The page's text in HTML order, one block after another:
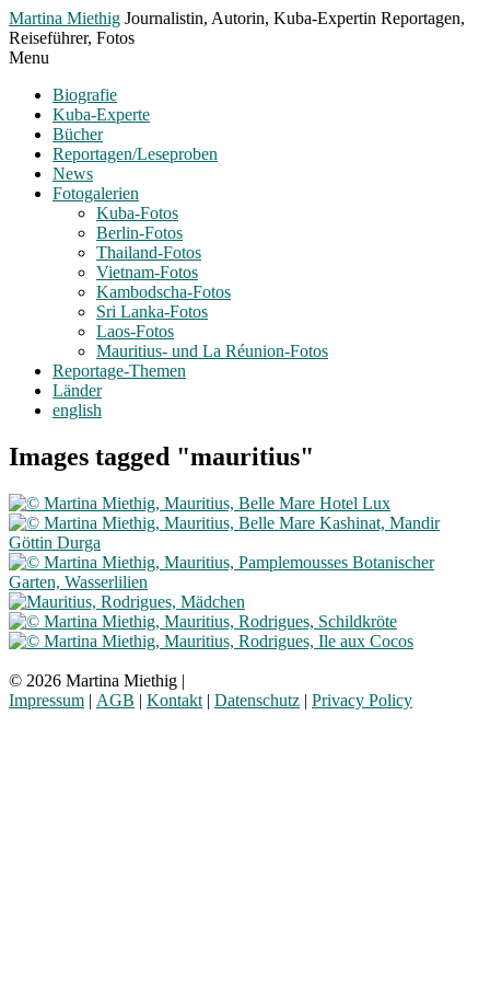
Toggle
Menu
Martina Miethig Journalistin, Autorin, Kuba-Expertin Reportagen,
Reiseführer, Fotos
Menu
Biografie
Kuba-Experte
Bücher
Reportagen/Leseproben
News
Fotogalerien
Kuba-Fotos
Berlin-Fotos
Thailand-Fotos
Vietnam-Fotos
Kambodscha-Fotos
Sri Lanka-Fotos
Laos-Fotos
Mauritius- und La Réunion-Fotos
Reportage-Themen
Länder
english
Images tagged "mauritius"
© 2026 Martina Miethig |
Impressum | AGB | Kontakt | Datenschutz | Privacy Policy